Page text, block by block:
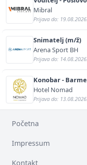
Mibral
Prijava do:
Snimatelj (m/ž)
Arena Sport BH
Prijava do:
Konobar -
Hotel Nomad
Prijava do:
Početna
Impressum
Kontakt